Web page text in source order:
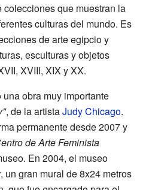
que muestran la
culturas del mundo. Es
de arte egipcio y
esculturas y objetos
XVIII, XIX y XX.
obra muy importante
, de la artistaJudy Chicago.
permanente desde 2007 y
de Arte Feminista
En 2004, el museo
, un gran mural de 8x24 metros